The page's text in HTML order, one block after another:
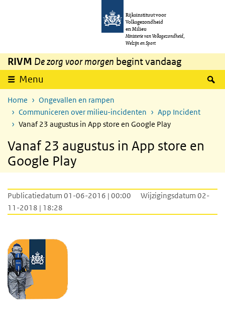
Overslaan en naar de inhoud gaan
Rijksinstituut voor
Volksgezondheid
en Milieu
Ministerie van Volksgezondheid,
Welzijn en Sport
RIVM De zorg voor morgen begint vandaag
Menu
Home
Ongevallen en rampen
Communiceren over milieu-incidenten
App Incident
Vanaf 23 augustus in App store en Google Play
Vanaf 23 augustus in App store en
Google Play
Publicatiedatum 01-06-2016 | 00:00
Wijzigingsdatum 02-
11-2018 | 18:28